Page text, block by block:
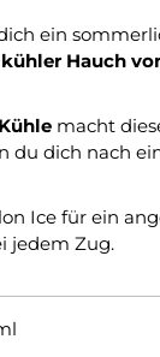
ein
kühler Hauch
macht
du dich nach
Ice für ein
jedem Zug.